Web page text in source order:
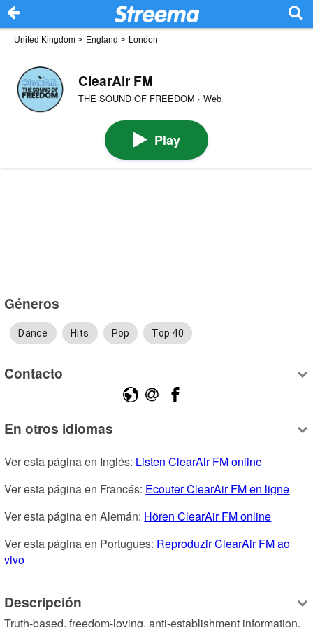
United Kingdom > England > London
ClearAir FM
THE SOUND OF FREEDOM · Web
Play
Géneros
Dance Hits Pop Top 40
Contacto
En otros idiomas
Ver esta página en Inglés: Listen ClearAir FM online
Ver esta página en Francés: Ecouter ClearAir FM en ligne
Ver esta página en Alemán: Hören ClearAir FM online
Ver esta página en Portugues: Reproduzir ClearAir FM ao
vivo
Descripción
Truth-based, freedom-loving, anti-establishment information,